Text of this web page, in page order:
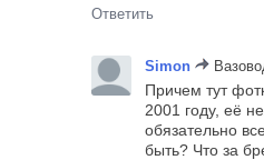
Ответить
Simon
Причем тут
2001 году, её
обязательно
быть? Что за